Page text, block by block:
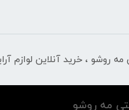
مه‌ رو‌شو ، خرید آنلاین لوازم
مه‌ رو‌شو